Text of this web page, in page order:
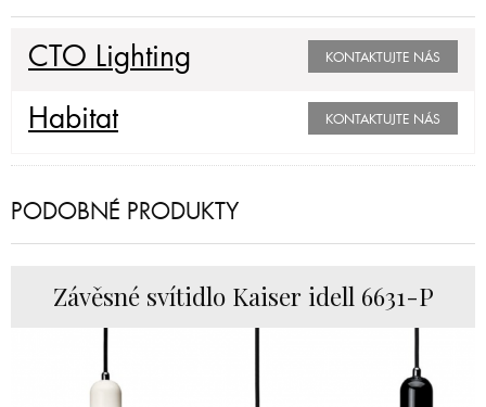
CTO Lighting KONTAKTUJTE NÁS
Habitat KONTAKTUJTE NÁS
PODOBNÉ PRODUKTY
Závěsné svítidlo Kaiser idell 6631-P